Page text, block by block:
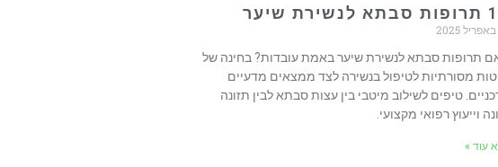
שיער
תרופות סבתא לנשירת שיער באמת עובדות? בחינה של
מסורתיות לטיפול בנשירה לצד ממצאים מדעיים
טיפים לשילוב מיטבי בין עצות סבתא לבין תזונה
וייעוץ רפואי מקצועי.
עוד »